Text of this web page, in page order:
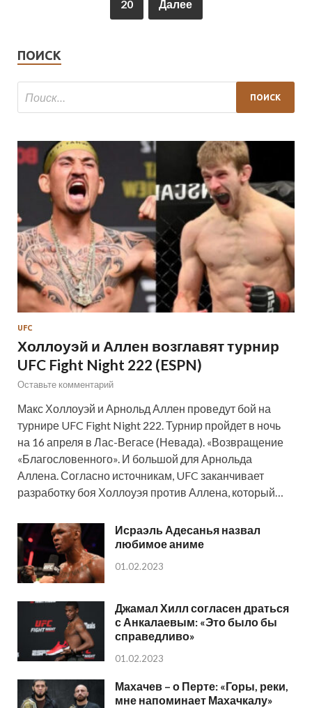
20 Далее
ПОИСК
UFC
Холлоуэй и Аллен возглавят турнир
UFC Fight Night 222 (ESPN)
Оставьте комментарий
Макс Холлоуэй и Арнольд Аллен проведут бой на
турнире UFC Fight Night 222. Турнир пройдет в ночь
на 16 апреля в Лас-Вегасе (Невада). «Возвращение
«Благословенного». И большой для Арнольда
Аллена. Согласно источникам, UFC заканчивает
разработку боя Холлоуэя против Аллена, который…
Исраэль Адесанья назвал
любимое аниме
01.02.2023
Джамал Хилл согласен драться
с Анкалаевым: «Это было бы
справедливо»
01.02.2023
Махачев – о Перте: «Горы, реки,
мне напоминает Махачкалу»